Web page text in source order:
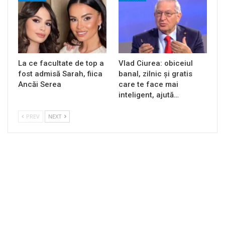
La ce facultate de top a
fost admisă Sarah, fiica
Ancăi Serea
Vlad Ciurea: obiceiul
banal, zilnic și gratis
care te face mai
inteligent, ajută…
PREV NEXT